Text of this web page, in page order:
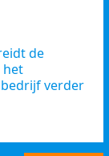
de
het
verder